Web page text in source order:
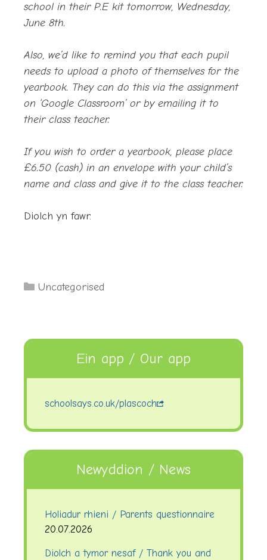
school in their P.E kit tomorrow, Wednesday,
June 8th.
Also, we’d like to remind you that each pupil
needs to upload a photo of themselves for the
yearbook. They can do this via the assignment
on ‘Google Classroom’ or by emailing it to
their class teacher.
If you wish to order a yearbook, please place
£6.50 (cash) in an envelope with your child’s
name and class and give it to the class teacher.
Diolch yn fawr.
Categories
Uncategorised
Ein app / Our app
schoolsays.co.uk/plascoch
Newyddion / News
Holiadur rhieni / Parents questionnaire
20.07.2026
Diolch a tymor nesaf / Thank you and